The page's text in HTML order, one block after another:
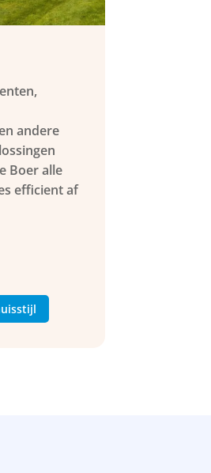
andere
Boer alle
efficient af